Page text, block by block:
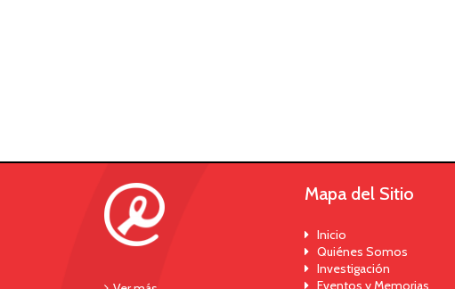
Mapa del Sitio
Inicio
Quiénes Somos
Investigación
Eventos y Memorias